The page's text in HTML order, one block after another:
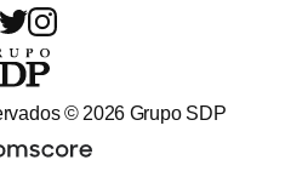
© 2026 Grupo SDP